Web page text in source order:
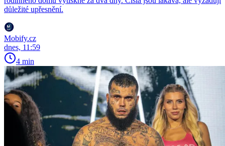
důležité upřesnění.
Mobify.cz
dnes, 11:59
4 min